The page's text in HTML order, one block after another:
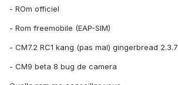
- ROm officiel
- Rom freemobile (EAP-SIM)
- CM7.2 RC1 kang (pas mal) gingerbread 2.3.7
- CM9 beta 8 bug de camera